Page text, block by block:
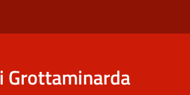
Grottaminarda